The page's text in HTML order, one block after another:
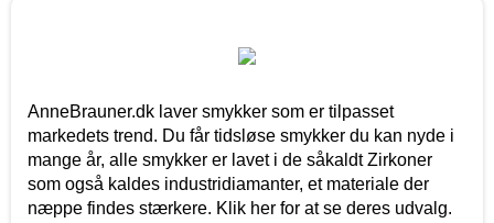
AnneBrauner.dk laver smykker som er tilpasset
markedets trend. Du får tidsløse smykker du kan nyde i
mange år, alle smykker er lavet i de såkaldt Zirkoner
som også kaldes industridiamanter, et materiale der
næppe findes stærkere. Klik her for at se deres udvalg.